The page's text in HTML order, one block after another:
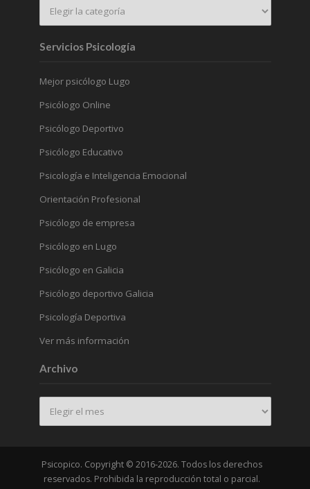
Servicios Psicología
Mejor psicólogo Lugo
Psicólogo Online
Psicólogo Deportivo
Psicólogo Educativo
Psicología e Inteligencia Emocional
Orientación Profesional
Psicólogo de empresa
Psicólogo en Lugo
Psicólogo en Galicia
Psicólogo deportivo Galicia
Psicología Deportiva
Ver más información
Archivo
Archivo
Psicopico. Copyright © 2016-2026. Todos los derechos
reservados. Prohibida la reproducción total o parcial.